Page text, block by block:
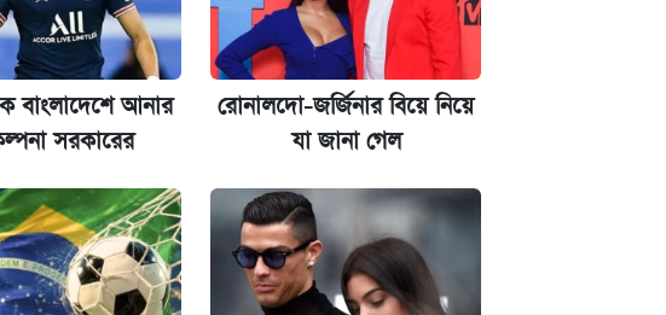
বিরুদ্ধে ব্যবস্থা
বাংলাদেশে আনার
সরকারের
রোনালদো-জর্জিনার বিয়ে নিয়ে
যা জানা গেল